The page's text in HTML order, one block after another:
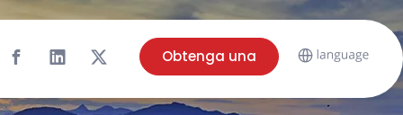
Obtenga una